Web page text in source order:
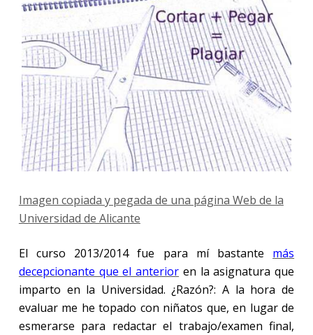
Imagen copiada y pegada de una página Web de la
Universidad de Alicante
Elcurso 2013/2014 fue para mí bastante más
decepcionante que el anterior en la asignatura que
imparto en la Universidad. ¿Razón?: A la hora de
evaluar me he topado con niñatos que, en lugar de
esmerarse para redactar el trabajo/examen final,